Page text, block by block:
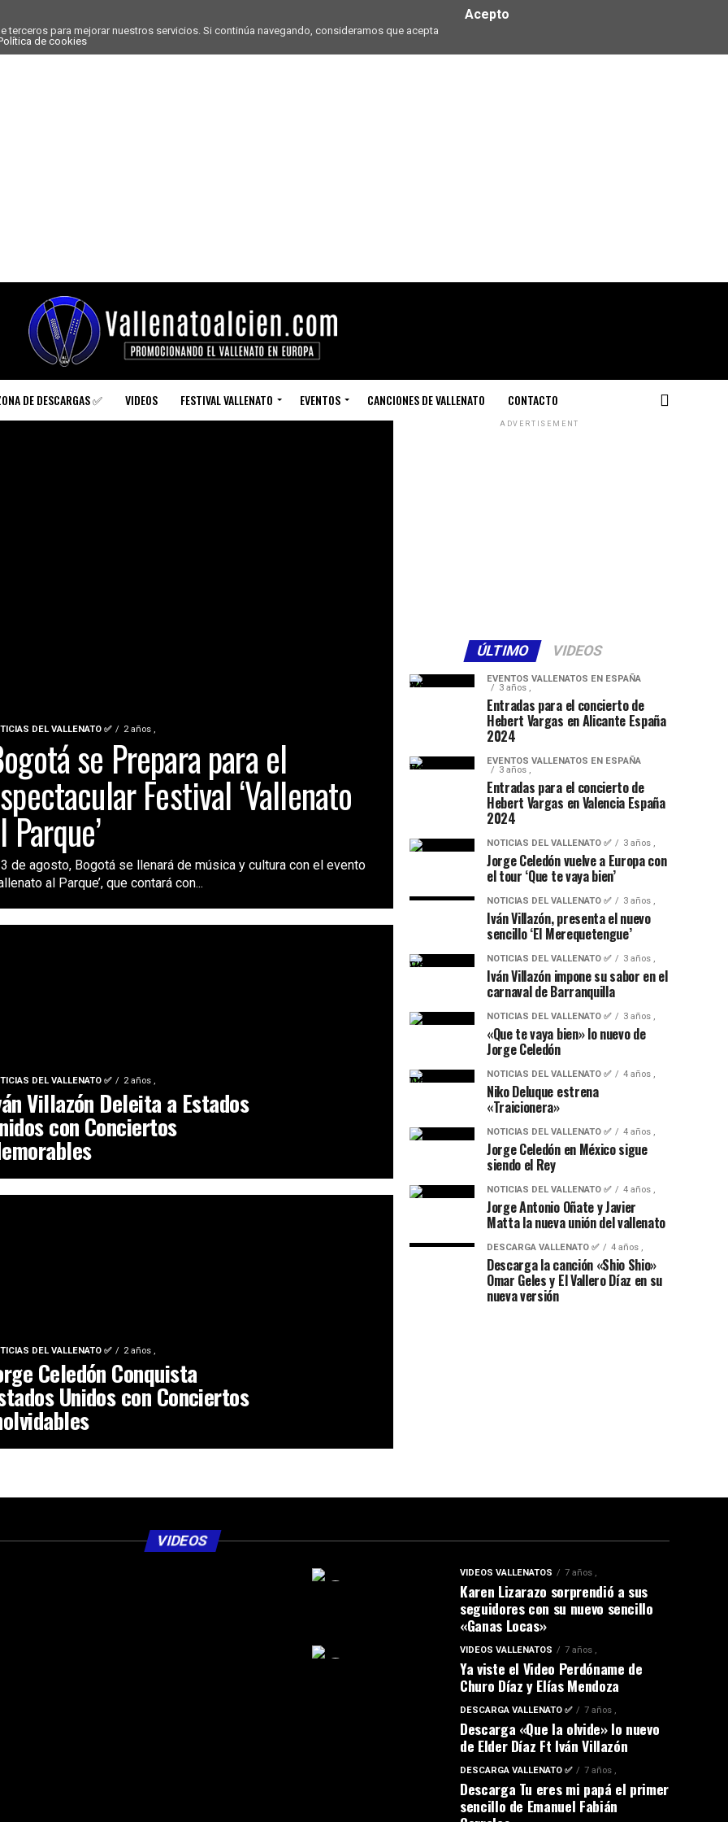
terceros para mejorar nuestros servicios. Si continúa navegando, consideramos que acepta
de cookies
Acepto
DE DESCARGAS ✅ VIDEOS FESTIVAL VALLENATO EVENTOS CANCIONES DE VALLENATO CONTACTO
DEL VALLENATO ✅ 2 años ,
se Prepara para el
Festival ‘Vallenato
Parque’
de agosto, Bogotá se llenará de música y cultura con el evento
al Parque’, que contará con...
DEL VALLENATO ✅ 2 años ,
Villazón Deleita a Estados
con Conciertos
DEL VALLENATO ✅ 2 años ,
Celedón Conquista
Unidos con Conciertos
ADVERTISEMENT
ÚLTIMO VIDEOS
EVENTOS VALLENATOS EN ESPAÑA
3 años ,
Entradas para el concierto de
Hebert Vargas en Alicante España
2024
EVENTOS VALLENATOS EN ESPAÑA
3 años ,
Entradas para el concierto de
Hebert Vargas en Valencia España
2024
NOTICIAS DEL VALLENATO ✅ 3 años ,
Jorge Celedón vuelve a Europa con
el tour ‘Que te vaya bien’
NOTICIAS DEL VALLENATO ✅ 3 años ,
Iván Villazón, presenta el nuevo
sencillo ‘El Merequetengue’
NOTICIAS DEL VALLENATO ✅ 3 años ,
Iván Villazón impone su sabor en el
carnaval de Barranquilla
NOTICIAS DEL VALLENATO ✅ 3 años ,
«Que te vaya bien» lo nuevo de
Jorge Celedón
NOTICIAS DEL VALLENATO ✅ 4 años ,
Niko Deluque estrena
«Traicionera»
NOTICIAS DEL VALLENATO ✅ 4 años ,
Jorge Celedón en México sigue
siendo el Rey
NOTICIAS DEL VALLENATO ✅ 4 años ,
Jorge Antonio Oñate y Javier
Matta la nueva unión del vallenato
DESCARGA VALLENATO ✅ 4 años ,
Descarga la canción «Shio Shio»
Omar Geles y El Vallero Díaz en su
nueva versión
VIDEOS
VIDEOS VALLENATOS 7 años ,
Karen Lizarazo sorprendió a sus
seguidores con su nuevo sencillo
«Ganas Locas»
VIDEOS VALLENATOS 7 años ,
Ya viste el Video Perdóname de
Churo Díaz y Elías Mendoza
DESCARGA VALLENATO ✅ 7 años ,
Descarga «Que la olvide» lo nuevo
de Elder Díaz Ft Iván Villazón
DESCARGA VALLENATO ✅ 7 años ,
Descarga Tu eres mi papá el primer
sencillo de Emanuel Fabián